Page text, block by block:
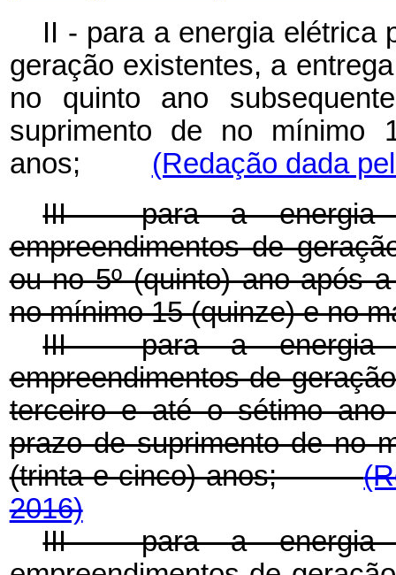
II - para a energia elétrica
geração existentes, a
no quinto ano
suprimento de no mínimo
anos; (Redação dada
III - para a energia
empreendimentos de
ou no 5º (quinto) ano após
no mínimo 15 (quinze) e no
III - para a energia
empreendimentos de
terceiro e até o sétimo
prazo de suprimento de no
(trinta e cinco) anos;
2016)
III - para a energia